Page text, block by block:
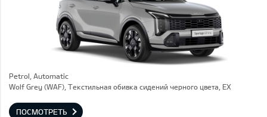
Petrol, Automatic
Wolf Grey (WAF), Текстильная обивка сидений черного цвета, EX
ПОСМОТРЕТЬ